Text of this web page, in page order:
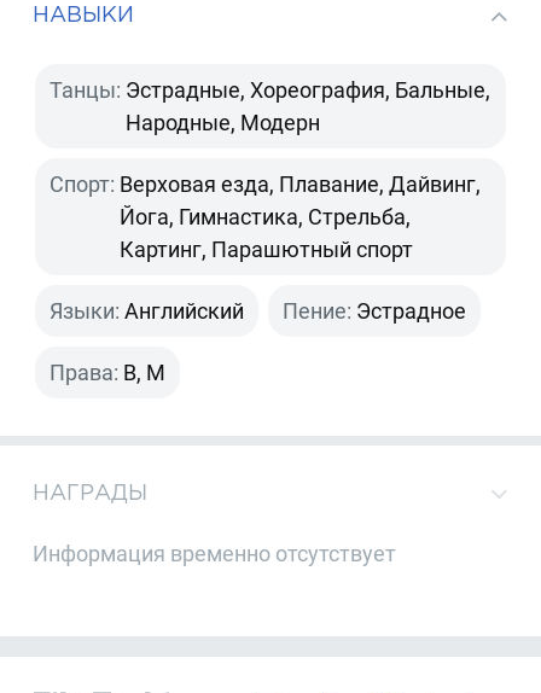
НАВЫКИ
Танцы: Эстрадные, Хореография, Бальные,
Народные, Модерн
Спорт: Верховая езда, Плавание, Дайвинг,
Йога, Гимнастика, Стрельба,
Картинг, Парашютный спорт
Языки: Английский Пение: Эстрадное
Права: B, M
НАГРАДЫ
Информация временно отсутствует